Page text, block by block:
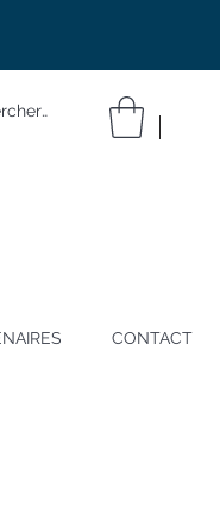
CONTACT